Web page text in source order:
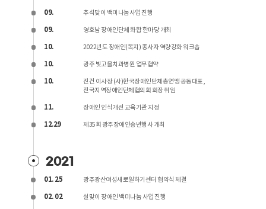
09. 추석맞이 백미나눔사업 진행
09. 영호남 장애인단체 화합 한마당 개최
10. 2022년도 장애인(복지) 종사자 역량강화 워크숍
10. 광주 빛고을치과병원 업무협약
10.
진건 이사장 (사)한국장애인단체총연맹 공동대표,
전국지역장애인단체협의회 회장 취임
11. 장애인 인식개선 교육기관 지정
12.29 제35회 광주장애인송년행사 개최
2021
01. 25 광주광산여성새로일하기센터 협약식 체결
02. 02 설맞이 장애인 백미나눔 사업 진행